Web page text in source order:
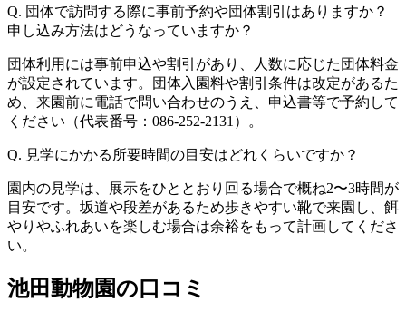
Q. 団体で訪問する際に事前予約や団体割引はありますか？
申し込み方法はどうなっていますか？
団体利用には事前申込や割引があり、人数に応じた団体料金
が設定されています。団体入園料や割引条件は改定があるた
め、来園前に電話で問い合わせのうえ、申込書等で予約して
ください（代表番号：086-252-2131）。
Q. 見学にかかる所要時間の目安はどれくらいですか？
園内の見学は、展示をひととおり回る場合で概ね2〜3時間が
目安です。坂道や段差があるため歩きやすい靴で来園し、餌
やりやふれあいを楽しむ場合は余裕をもって計画してくださ
い。
池田動物園の口コミ